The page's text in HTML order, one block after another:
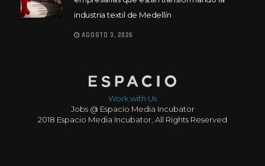
industria textil de Medellín
AGOSTO 3, 2026
Work with Us
Jobs @ Espacio Media Incubator
2018 Espacio Media Incubator, All Rights Reserved